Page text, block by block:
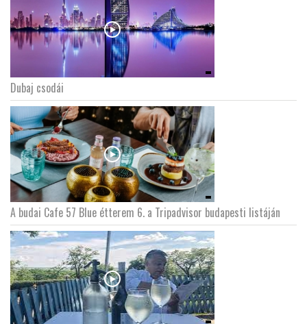
Dubaj csodái
A budai Cafe 57 Blue étterem 6. a Tripadvisor budapesti listáján